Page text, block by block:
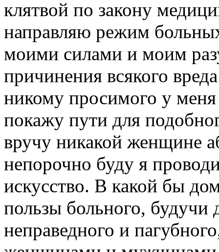
клятвой по закону
направляю режим
моими силами и моим
причинения всякого
никому просимого у меня
покажу пути для
вручу никакой женщине
непорочно буду я
искусство. В какой бы
пользы больного, будучи
неправедного и